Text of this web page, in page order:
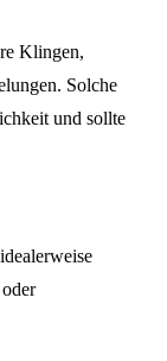
Klingen,
Solche
und sollte